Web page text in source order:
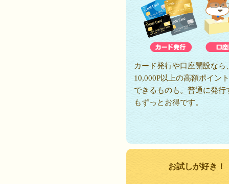
カード発行や口座開設なら
10,000P以上の高額ポイン
できるものも。普通に発行
もずっとお得です。
お試しが好き！